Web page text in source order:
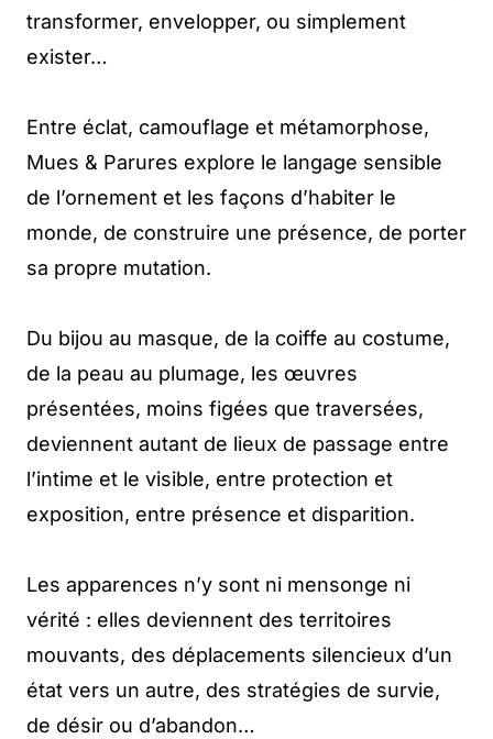
transformer, envelopper, ou simplement
exister…
Entre éclat, camouflage et métamorphose,
Mues & Parures explore le langage sensible
de l’ornement et les façons d’habiter le
monde, de construire une présence, de porter
sa propre mutation.
Du bijou au masque, de la coiffe au costume,
de la peau au plumage, les œuvres
présentées, moins figées que traversées,
deviennent autant de lieux de passage entre
l’intime et le visible, entre protection et
exposition, entre présence et disparition.
Les apparences n’y sont ni mensonge ni
vérité : elles deviennent des territoires
mouvants, des déplacements silencieux d’un
état vers un autre, des stratégies de survie,
de désir ou d’abandon…